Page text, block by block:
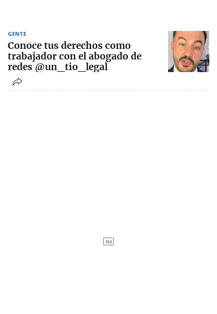
GENTE
Conoce tus derechos como
trabajador con el abogado de
redes @un_tio_legal